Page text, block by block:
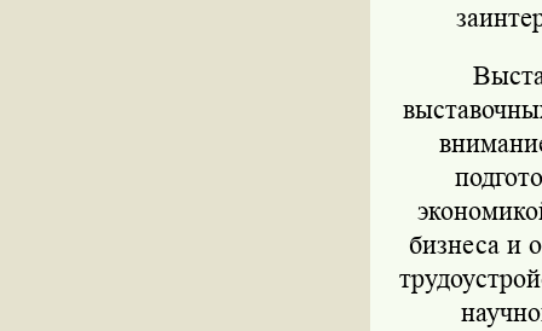
бизнеса и